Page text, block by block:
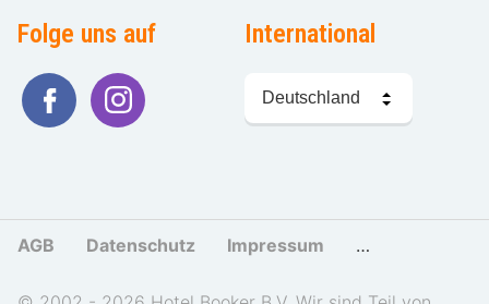
Folge uns auf International
wählen
AGB Datenschutz Impressum Cookies und